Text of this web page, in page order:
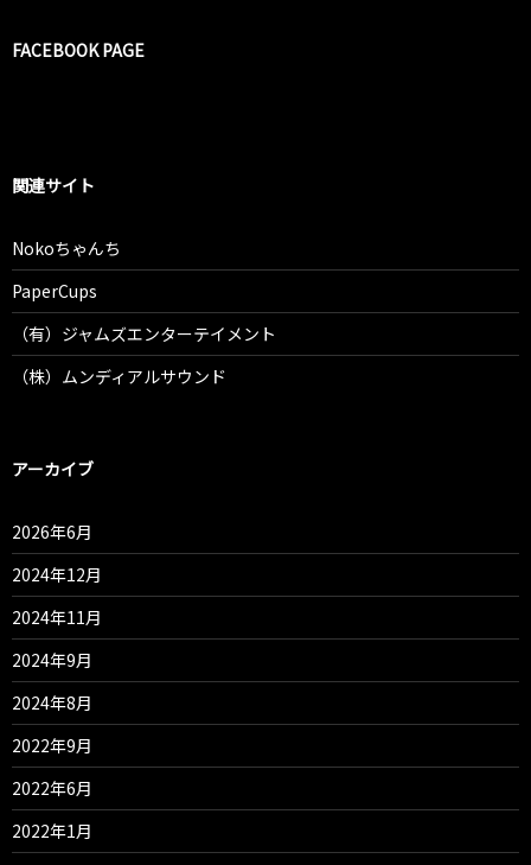
FACEBOOK PAGE
関連サイト
Nokoちゃんち
PaperCups
（有）ジャムズエンターテイメント
（株）ムンディアルサウンド
アーカイブ
2026年6月
2024年12月
2024年11月
2024年9月
2024年8月
2022年9月
2022年6月
2022年1月